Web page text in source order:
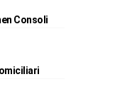
Consoli